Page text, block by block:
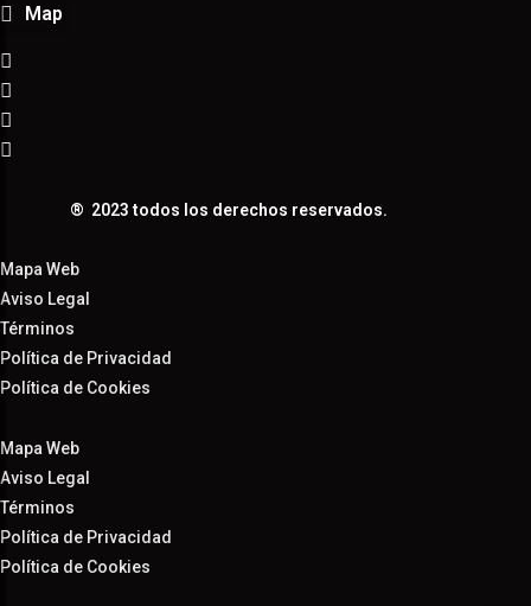
Map
® 2023 todos los derechos reservados.
Mapa Web
Aviso Legal
Términos
Política de Privacidad
Política de Cookies
Mapa Web
Aviso Legal
Términos
Política de Privacidad
Política de Cookies